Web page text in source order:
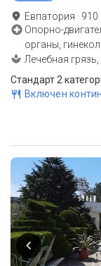
Евпатория · 910
Опорно-
органы,
Лечебная
Стандарт 2
Включен